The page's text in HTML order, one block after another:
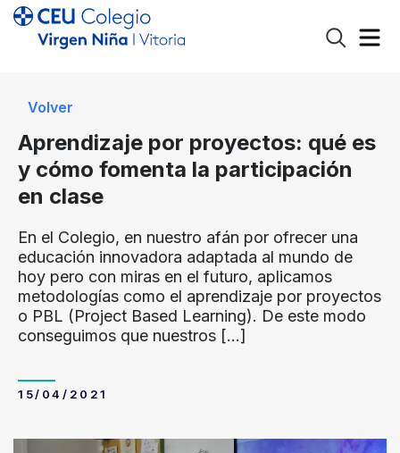
Volver
Aprendizaje por proyectos: qué es
y cómo fomenta la participación
en clase
En el Colegio, en nuestro afán por ofrecer una
educación innovadora adaptada al mundo de
hoy pero con miras en el futuro, aplicamos
metodologías como el aprendizaje por proyectos
o PBL (Project Based Learning). De este modo
conseguimos que nuestros […]
15/04/2021